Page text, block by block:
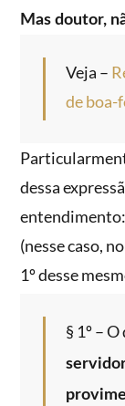
Mas doutor,
Veja –
de boa-
dessa
entendimento:
(nesse caso,
1º desse
§ 1º –